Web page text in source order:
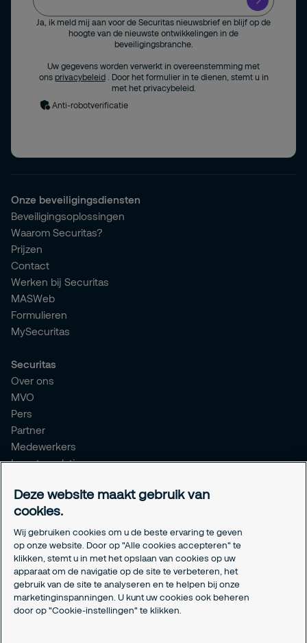
Ja, ik meld mij aan voor de Securitas nieuwsbrief en blijf op de
hoogte van de nieuwste ontwikkelingen in de
beveiligingsbranche.
Uw gegevens worden verwerkt in overeenstemming met
ons privacybeleid
. Door het formulier in te dienen, stemt u in
met het privacybeleid.
Anti-robotverificatie
Onze beveiligingsdiensten
Beveiligingsoplossingen
Waarom Securitas?
Prijzen
Contact
Werken bij Securitas
MASWeb
Formulieren
MySecuritas
Securitas
Over ons
MVO
Pers
Partner
Medewerkers
Investor relations
Certificeringen
Aanmeldformulieren installatiepartners
Juridisch
Privacyverklaring
Algemene voorwaarden
Responsible disclosure
Cookie-instellingen
Deze website maakt gebruik van
cookies.
Wij gebruiken cookies om u de beste ervaring te geven
op onze website. Door op "Alle cookies accepteren" te
klikken, stemt u in met het opslaan van cookies op uw
apparaat om de navigatie op de site te verbeteren, het
gebruik van de site te analyseren en te helpen bij onze
marketinginspanningen. U kunt uw cookies ook beheren
door op "Cookie-instellingen" te klikken.